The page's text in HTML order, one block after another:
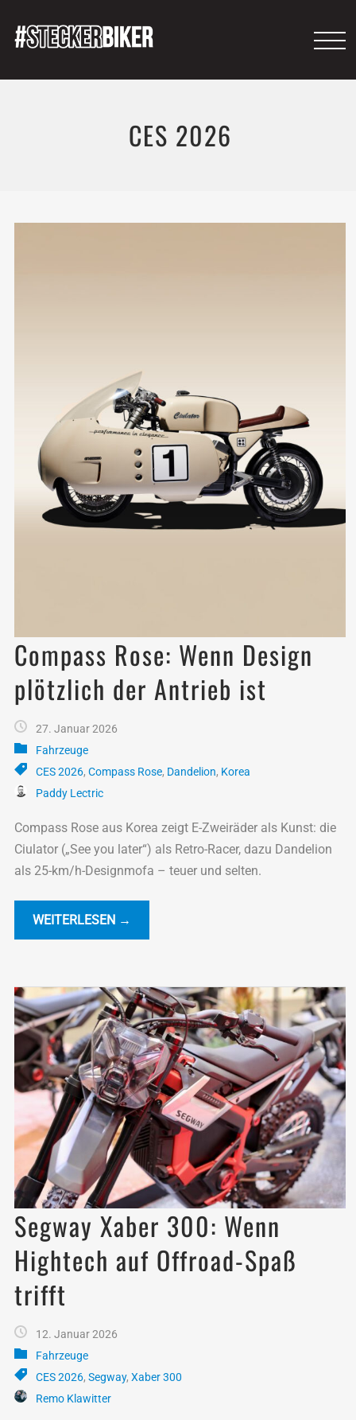
CES 2026
Compass Rose: Wenn Design
plötzlich der Antrieb ist
27. Januar 2026
Fahrzeuge
CES 2026, Compass Rose, Dandelion, Korea
Paddy Lectric
Compass Rose aus Korea zeigt E-Zweiräder als Kunst: die
Ciulator („See you later“) als Retro-Racer, dazu Dandelion
als 25-km/h-Designmofa – teuer und selten.
WEITERLESEN →
Segway Xaber 300: Wenn
Hightech auf Offroad-Spaß
trifft
12. Januar 2026
Fahrzeuge
CES 2026, Segway, Xaber 300
Remo Klawitter